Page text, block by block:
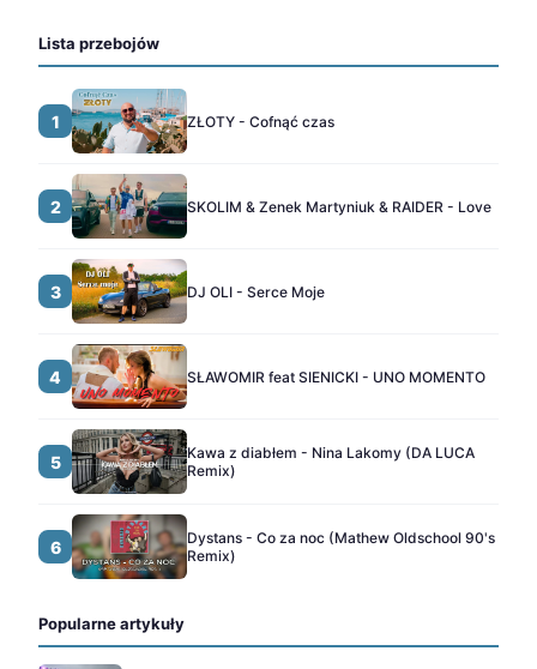
Lista przebojów
1 ZŁOTY - Cofnąć czas
2 SKOLIM & Zenek Martyniuk & RAIDER - Love
3 DJ OLI - Serce Moje
4 SŁAWOMIR feat SIENICKI - UNO MOMENTO
5
Kawa z diabłem - Nina Lakomy (DA LUCA
Remix)
6
Dystans - Co za noc (Mathew Oldschool 90's
Remix)
Popularne artykuły